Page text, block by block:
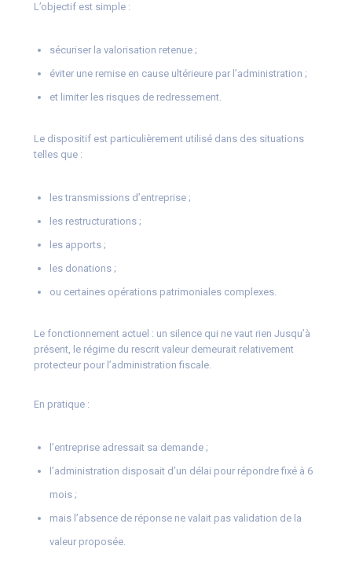
L’objectif est simple :
sécuriser la valorisation retenue ;
éviter une remise en cause ultérieure par l’administration ;
et limiter les risques de redressement.
Le dispositif est particulièrement utilisé dans des situations
telles que :
les transmissions d’entreprise ;
les restructurations ;
les apports ;
les donations ;
ou certaines opérations patrimoniales complexes.
Le fonctionnement actuel : un silence qui ne vaut rien Jusqu’à
présent, le régime du rescrit valeur demeurait relativement
protecteur pour l’administration fiscale.
En pratique :
l’entreprise adressait sa demande ;
l’administration disposait d’un délai pour répondre fixé à 6
mois ;
mais l’absence de réponse ne valait pas validation de la
valeur proposée.